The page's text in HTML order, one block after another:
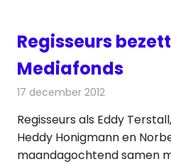
Regisseurs
Mediafonds
17 december 2012
Regisseurs als Eddy
Heddy Honigmann en
maandagochtend samen